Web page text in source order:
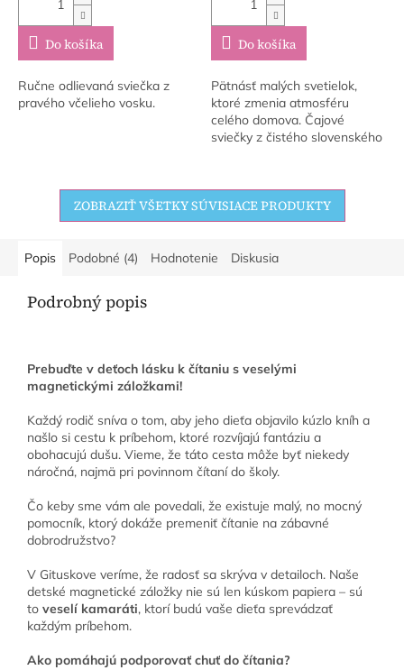
Do košíka
Ručne odlievaná sviečka z
pravého včelieho vosku.
Do košíka
Pätnásť malých svetielok,
ktoré zmenia atmosféru
celého domova. Čajové
sviečky z čistého slovenského
plastu, bez kompromisov....
ZOBRAZIŤ VŠETKY SÚVISIACE PRODUKTY
Popis Podobné (4) Hodnotenie Diskusia
Podrobný popis
Prebuďte v deťoch lásku k čítaniu s veselými
magnetickými záložkami!
Každý rodič sníva o tom, aby jeho dieťa objavilo kúzlo kníh a
našlo si cestu k príbehom, ktoré rozvíjajú fantáziu a
obohacujú dušu. Vieme, že táto cesta môže byť niekedy
náročná, najmä pri povinnom čítaní do školy.
Čo keby sme vám ale povedali, že existuje malý, no mocný
pomocník, ktorý dokáže premeniť čítanie na zábavné
dobrodružstvo?
V Gituskove veríme, že radosť sa skrýva v detailoch. Naše
detské magnetické záložky nie sú len kúskom papiera – sú
to veselí kamaráti, ktorí budú vaše dieťa sprevádzať
každým príbehom.
Ako pomáhajú podporovať chuť do čítania?